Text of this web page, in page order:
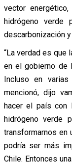
vector
hidrógeno
descarbonización
“La verdad es que
en el gobierno de
Incluso en
mencionó, dijo
hacer el país con
hidrógeno verde
transformarnos en
podría ser más
Chile. Entonces